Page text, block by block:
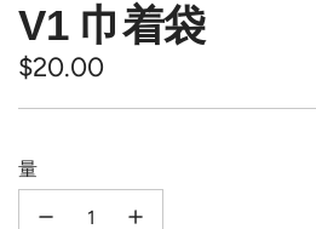
V1 巾着袋
通
常
格
$20.00
量